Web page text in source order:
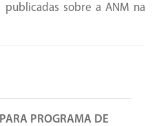
publicadas sobre a ANM na
PROGRAMA DE